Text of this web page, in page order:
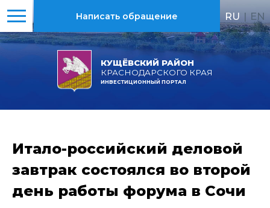
КУЩЁВСКИЙ РАЙОН
КРАСНОДАРСКОГО КРАЯ
ИНВЕСТИЦИОННЫЙ ПОРТАЛ
Написать обращение RU | EN
Итало-российский деловой
завтрак состоялся во второй
день работы форума в Сочи